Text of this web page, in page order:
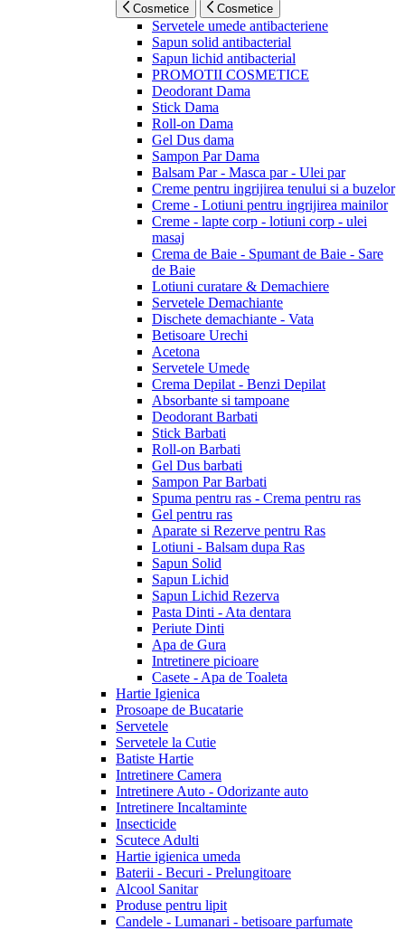
Cosmetice Cosmetice
Servetele umede antibacteriene
Sapun solid antibacterial
Sapun lichid antibacterial
PROMOTII COSMETICE
Deodorant Dama
Stick Dama
Roll-on Dama
Gel Dus dama
Sampon Par Dama
Balsam Par - Masca par - Ulei par
Creme pentru ingrijirea tenului si a buzelor
Creme - Lotiuni pentru ingrijirea mainilor
Creme - lapte corp - lotiuni corp - ulei
masaj
Crema de Baie - Spumant de Baie - Sare
de Baie
Lotiuni curatare & Demachiere
Servetele Demachiante
Dischete demachiante - Vata
Betisoare Urechi
Acetona
Servetele Umede
Crema Depilat - Benzi Depilat
Absorbante si tampoane
Deodorant Barbati
Stick Barbati
Roll-on Barbati
Gel Dus barbati
Sampon Par Barbati
Spuma pentru ras - Crema pentru ras
Gel pentru ras
Aparate si Rezerve pentru Ras
Lotiuni - Balsam dupa Ras
Sapun Solid
Sapun Lichid
Sapun Lichid Rezerva
Pasta Dinti - Ata dentara
Periute Dinti
Apa de Gura
Intretinere picioare
Casete - Apa de Toaleta
Hartie Igienica
Prosoape de Bucatarie
Servetele
Servetele la Cutie
Batiste Hartie
Intretinere Camera
Intretinere Auto - Odorizante auto
Intretinere Incaltaminte
Insecticide
Scutece Adulti
Hartie igienica umeda
Baterii - Becuri - Prelungitoare
Alcool Sanitar
Produse pentru lipit
Candele - Lumanari - betisoare parfumate